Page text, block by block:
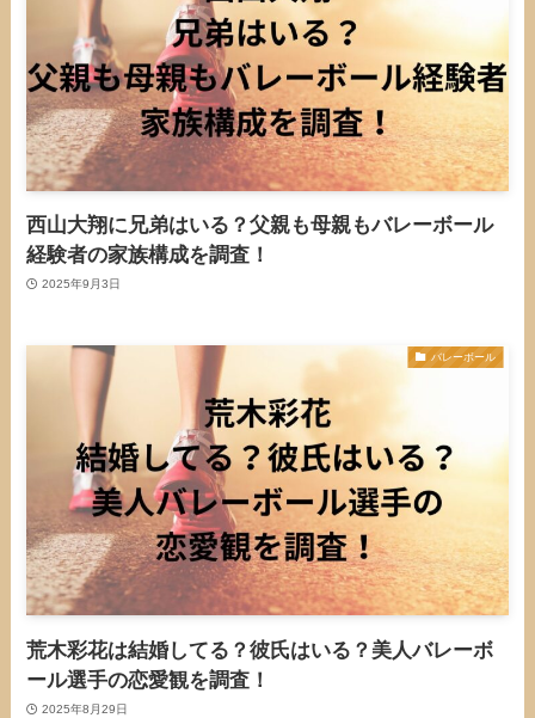
西山大翔に兄弟はいる？父親も母親もバレーボール
経験者の家族構成を調査！
2025年9月3日
バレーボール
荒木彩花は結婚してる？彼氏はいる？美人バレーボ
ール選手の恋愛観を調査！
2025年8月29日